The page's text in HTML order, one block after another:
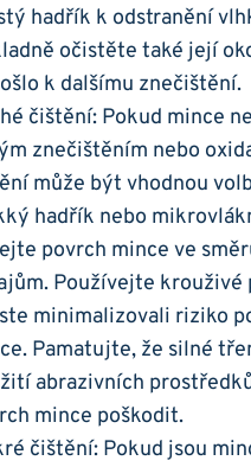
hadřík k odstranění
očistěte také její
k ‌dalšímu znečištění.
čištění: Pokud​ mince
znečištěním nebo
může⁤ být vhodnou
hadřík nebo
povrch⁤ mince ve​
Používejte krouživé
minimalizovali riziko
Pamatujte, že ⁢silné
abrazivních
mince poškodit.
čištění: Pokud jsou